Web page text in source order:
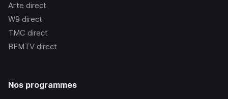
Arte direct
W9 direct
TMC direct
BFMTV direct
Nos programmes